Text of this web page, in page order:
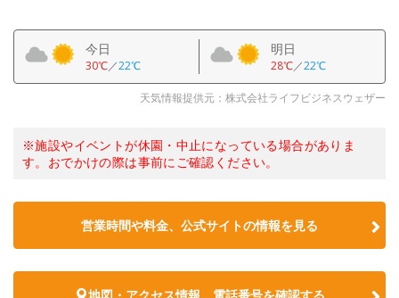
今日
30℃／22℃
明日
28℃／22℃
天気情報提供元：株式会社ライフビジネスウェザー
※施設やイベントが休園・中止になっている場合がありま
す。おでかけの際は事前にご確認ください。
営業時間や料金、公式サイトの情報を見る